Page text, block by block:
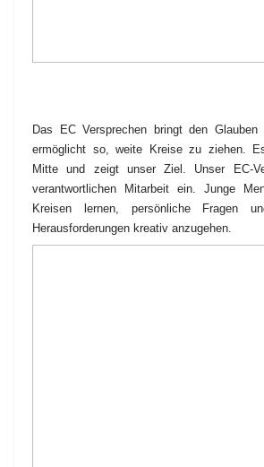
Das EC Versprechen bringt den
ermöglicht so, weite Kreise zu ziehen.
Mitte und zeigt unser Ziel. Unser EC-
verantwortlichen Mitarbeit ein. Junge
Kreisen lernen, persönliche Fragen
Herausforderungen kreativ anzugehen.